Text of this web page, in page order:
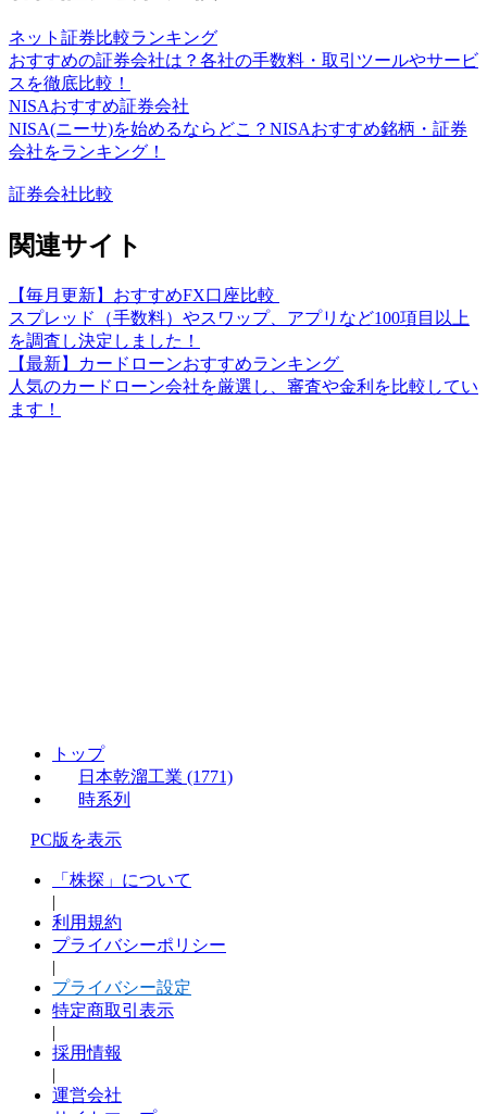
ネット証券比較ランキング
おすすめの証券会社は？各社の手数料・取引ツールやサービ
スを徹底比較！
NISAおすすめ証券会社
NISA(ニーサ)を始めるならどこ？NISAおすすめ銘柄・証券
会社をランキング！
証券会社比較
関連サイト
【毎月更新】おすすめFX口座比較
スプレッド（手数料）やスワップ、アプリなど100項目以上
を調査し決定しました！
【最新】カードローンおすすめランキング
人気のカードローン会社を厳選し、審査や金利を比較してい
ます！
トップ
日本乾溜工業 (1771)
時系列
PC版を表示
「株探」について
|
利用規約
プライバシーポリシー
|
プライバシー設定
特定商取引表示
|
採用情報
|
運営会社